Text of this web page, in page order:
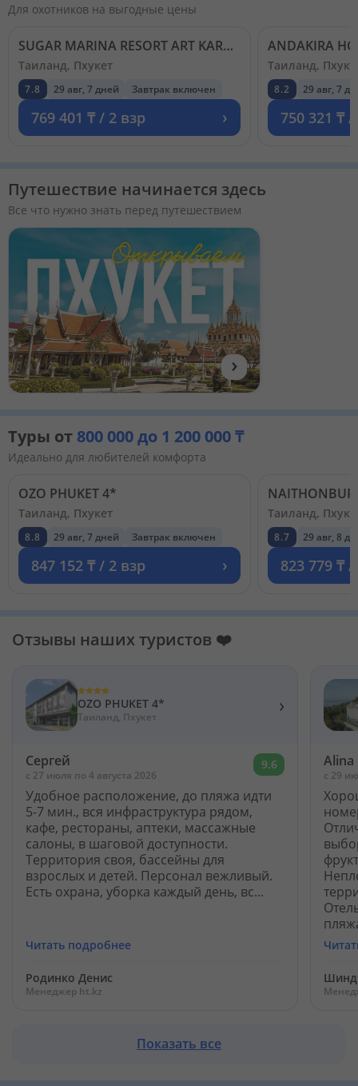
Для охотников на выгодные цены
SUGAR MARINA RESORT ART KARON PHUKET 4*+
Таиланд, Пхукет
7.8 29 авг, 7 дней Завтрак включен
769 401 ₸ / 2 взр ›
ANDAKIRA
Таиланд,
8.2 29 авг, 7
750 321 ₸
Путешествие начинается здесь
Все что нужно знать перед путешествием
›
Туры от 800 000 до 1 200 000 ₸
Идеально для любителей комфорта
OZO PHUKET 4*
Таиланд, Пхукет
8.8 29 авг, 7 дней Завтрак включен
847 152 ₸ / 2 взр ›
Таиланд,
8.7 29 авг, 8
823 779 ₸
Отзывы наших туристов ❤️
OZO PHUKET 4*
Таиланд, Пхукет ›
Сергей
c 27 июля по 4 августа 2026
9.6
Удобное расположение, до пляжа идти
5-7 мин., вся инфраструктура рядом,
кафе, рестораны, аптеки, массажные
салоны, в шаговой доступности.
Территория своя, бассейны для
взрослых и детей. Персонал вежливый.
Есть охрана, уборка каждый день, вс...
Читать подробнее
Родинко Денис
Менеджер ht.kz
Alina
c 29
Показать все